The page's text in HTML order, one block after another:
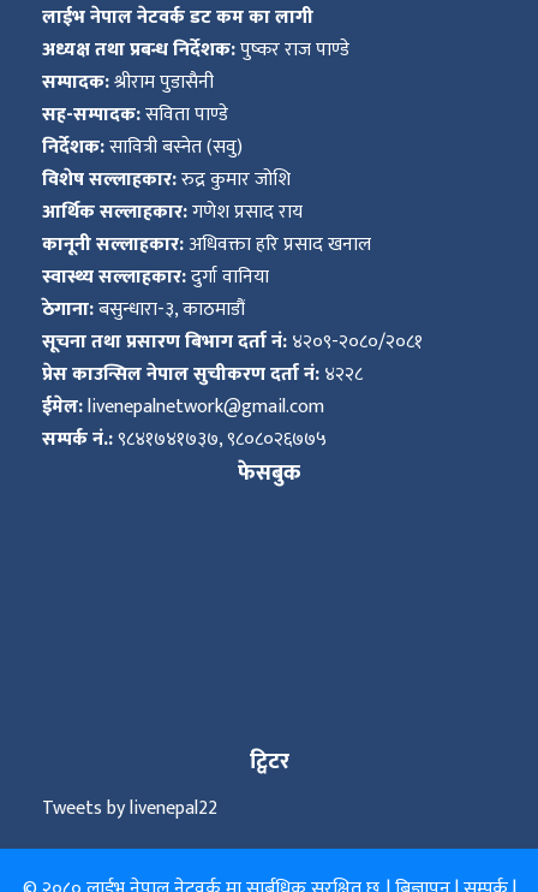
लाईभ नेपाल नेटवर्क डट कम का लागी
अध्यक्ष तथा प्रबन्ध निर्देशक:पुष्कर राज पाण्डे
सम्पादक:श्रीराम पुडासैनी
सह-सम्पादक:सविता पाण्डे
निर्देशक:सावित्री बस्नेत (सवु)
विशेष सल्लाहकार:रुद्र कुमार जोशि
आर्थिक सल्लाहकार:गणेश प्रसाद राय
कानूनी सल्लाहकार:अधिवक्ता हरि प्रसाद खनाल
स्वास्थ्य सल्लाहकार:दुर्गा वानिया
ठेगाना:बसुन्धारा-३, काठमाडौं
सूचना तथा प्रसारण बिभाग दर्ता नं:४२०९-२०८०/२०८१
प्रेस काउन्सिल नेपाल सुचीकरण दर्ता नं:४२२८
ईमेल:livenepalnetwork@gmail.com
सम्पर्क नं.:९८४१७४१७३७, ९८०८०२६७७५
फेसबुक
ट्विटर
Tweets by livenepal22